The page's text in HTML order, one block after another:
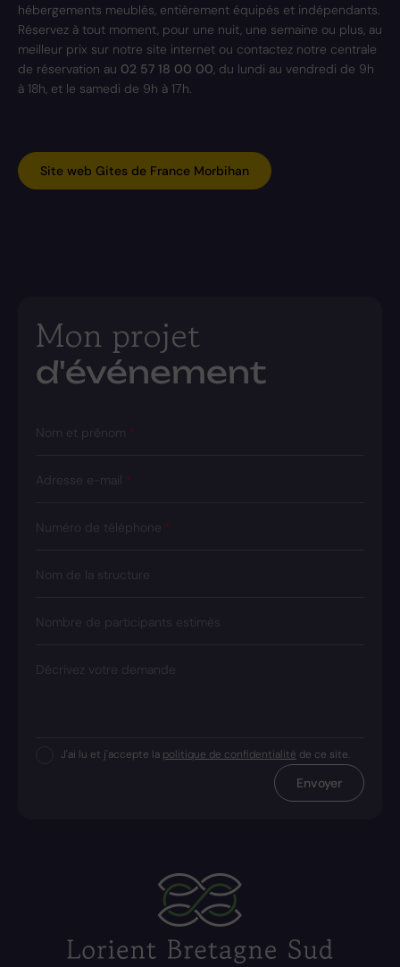
hébergements meublés, entièrement équipés et indépendants.
Réservez à tout moment, pour une nuit, une semaine ou plus, au
meilleur prix sur notre site internet ou contactez notre centrale
de réservation au 02 57 18 00 00, du lundi au vendredi de 9h
à 18h, et le samedi de 9h à 17h.
Site web Gites de France Morbihan
Mon projet
d'événement
Nom et prénom
Adresse e-mail
Numéro de téléphone
Nom de la structure
Nombre de participants estimés
Décrivez votre demande
J'ai lu et j'accepte la politique de confidentialité de ce site.
Envoyer